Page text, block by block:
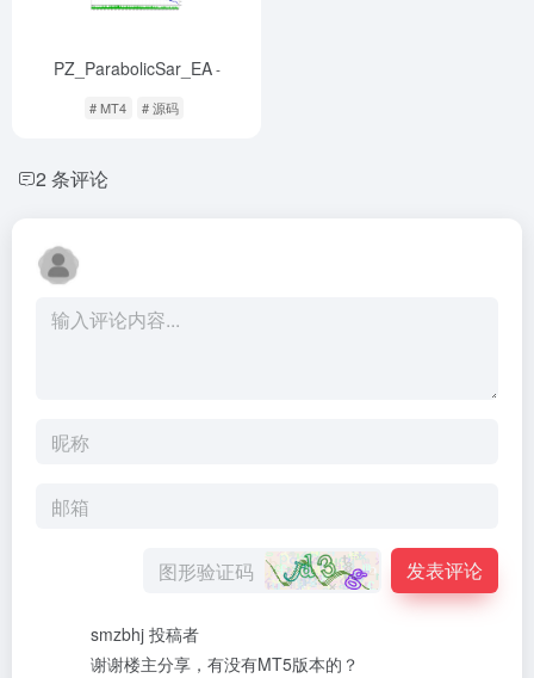
PZ_ParabolicSar_EA-
# MT4 # 源码
2 条评论
发表评论
smzbhj 投稿者
谢谢楼主分享，有没有MT5版本的？